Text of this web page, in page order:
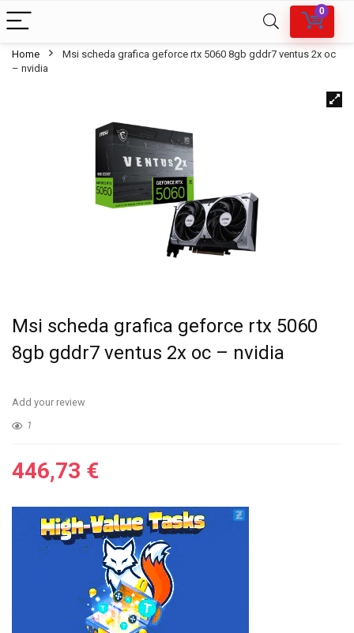
0
Home
Msi scheda grafica geforce rtx 5060 8gb gddr7 ventus 2x oc
– nvidia
Msi scheda grafica geforce rtx 5060
8gb gddr7 ventus 2x oc – nvidia
Add your review
1
446,73 €